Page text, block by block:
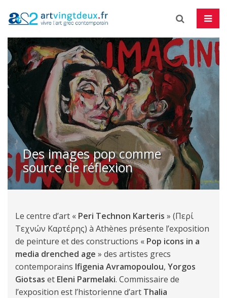
content
Des images pop comme
source de réflexion
Le centre d’art « Peri Technon Karteris » (Περί
Τεχνών Καρτέρης) à Athènes présente l’exposition
de peinture et des constructions « Pop icons in a
media drenched age » des artistes grecs
contemporains Ifigenia Avramopoulou, Yorgos
Giotsas et Eleni Parmelaki. Commissaire de
l’exposition est l’historienne d’art Thalia